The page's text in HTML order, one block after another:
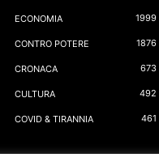
ECONOMIA 1999
CONTRO POTERE 1876
CRONACA 673
CULTURA 492
COVID & TIRANNIA 461